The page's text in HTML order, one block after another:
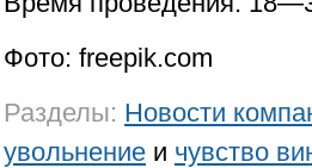
Фото: freepik.com
Разделы: Новости
увольнение и чувство